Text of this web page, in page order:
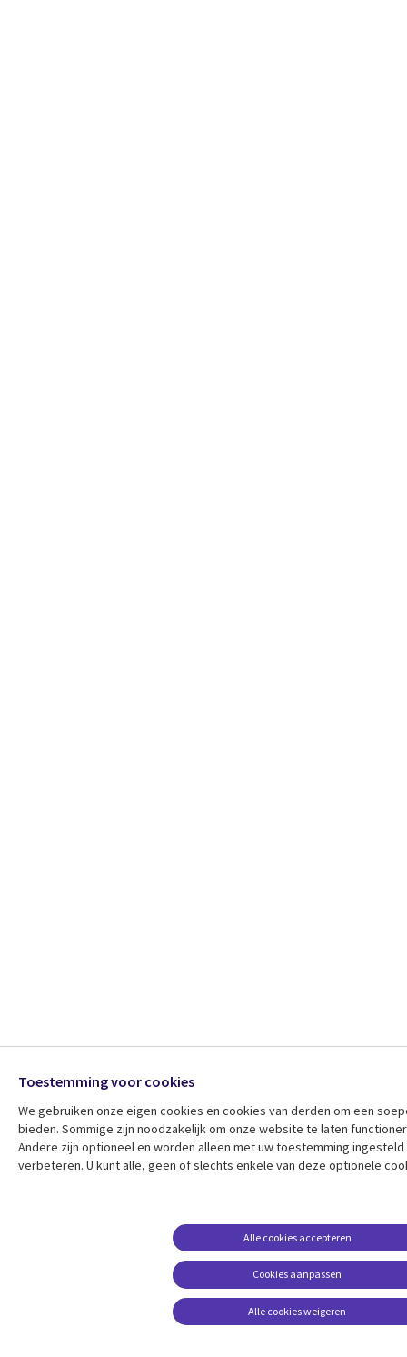
Toestemming voor cookies
We gebruiken onze eigen cookies en cookies van derden om een
bieden. Sommige zijn noodzakelijk om onze website te laten
Andere zijn optioneel en worden alleen met uw toestemming
verbeteren. U kunt alle, geen of slechts enkele van deze optionele
Cookies aanpassen
Alle cookies accepteren
Alle cookies weigeren